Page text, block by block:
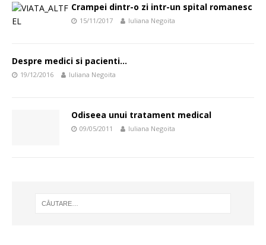
Crampei dintr-o zi intr-un spital romanesc
15/11/2017 Iuliana Negoita
Despre medici si pacienti…
19/12/2016 Iuliana Negoita
Odiseea unui tratament medical
09/05/2011 Iuliana Negoita